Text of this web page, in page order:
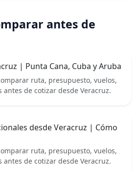
antes de
| Punta Cana, Cuba y Aruba
ruta, presupuesto, vuelos,
antes de cotizar desde Veracruz.
desde Veracruz | Cómo
ruta, presupuesto, vuelos,
antes de cotizar desde Veracruz.